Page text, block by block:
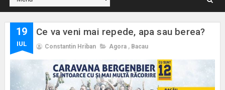
19
IUL
Ce va veni mai repede, apa sau berea?
Constantin Hriban Agora , Bacau